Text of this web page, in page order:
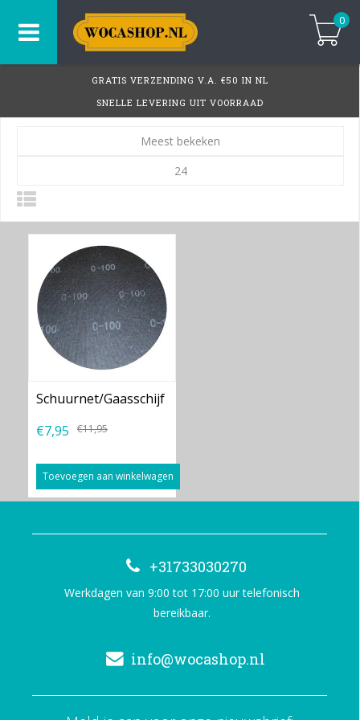
0
GRATIS VERZENDING V.A. €50 IN NL
SNELLE LEVERING UIT VOORRAAD
Meest bekeken
24
Schuurnet/Gaasschijf
€7,95
€11,95
Toevoegen aan winkelwagen
+31733030270
Werkdagen van 9:00 tot 17:00 uur telefonisch
bereikbaar.
info@wocashop.nl